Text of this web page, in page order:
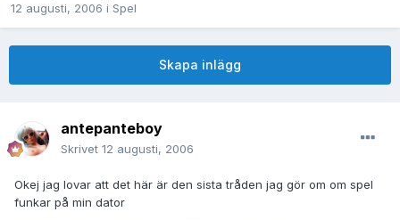
12 augusti, 2006 i Spel
Skapa inlägg
antepanteboy
Skrivet 12 augusti, 2006
Okej jag lovar att det här är den sista tråden jag gör om om spel
funkar på min dator